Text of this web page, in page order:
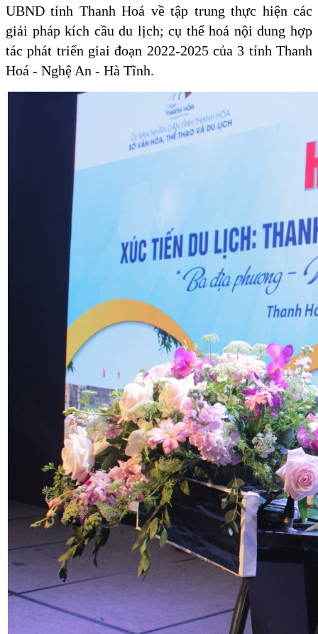
UBND tỉnh Thanh Hoá về tập trung thực hiện các
giải pháp kích cầu du lịch; cụ thể hoá nội dung hợp
tác phát triển giai đoạn 2022-2025 của 3 tỉnh Thanh
Hoá - Nghệ An - Hà Tĩnh.